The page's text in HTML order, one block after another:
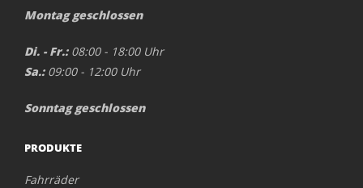
Montag geschlossen
Di. - Fr.:08:00 - 18:00 Uhr
Sa.:09:00 - 12:00 Uhr
Sonntag geschlossen
PRODUKTE
Fahrräder